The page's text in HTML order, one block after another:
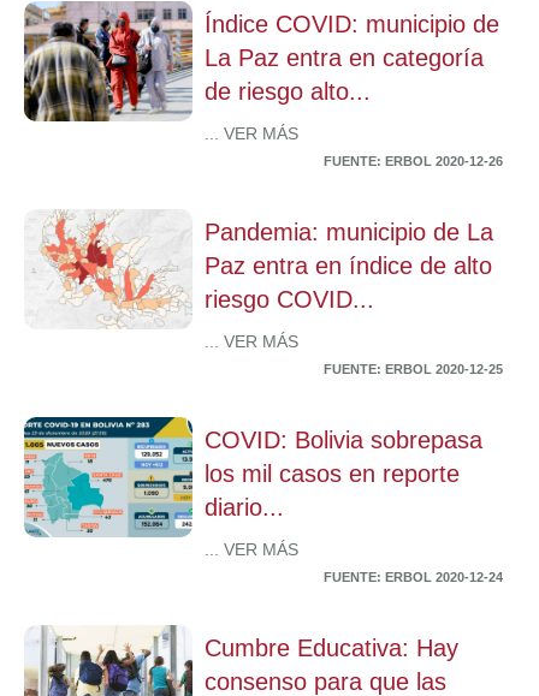
Índice COVID: municipio de
La Paz entra en categoría
de riesgo alto...
... VER MÁS
FUENTE: ERBOL 2020-12-26
Pandemia: municipio de La
Paz entra en índice de alto
riesgo COVID...
... VER MÁS
FUENTE: ERBOL 2020-12-25
COVID: Bolivia sobrepasa
los mil casos en reporte
diario...
... VER MÁS
FUENTE: ERBOL 2020-12-24
Cumbre Educativa: Hay
consenso para que las